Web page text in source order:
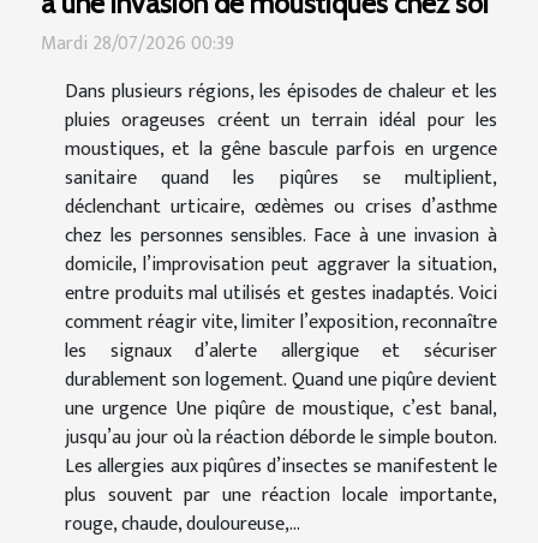
Mardi 28/07/2026 00:39
Dans plusieurs régions, les épisodes de chaleur et les
pluies orageuses créent un terrain idéal pour les
moustiques, et la gêne bascule parfois en urgence
sanitaire quand les piqûres se multiplient,
déclenchant urticaire, œdèmes ou crises d’asthme
chez les personnes sensibles. Face à une invasion à
domicile, l’improvisation peut aggraver la situation,
entre produits mal utilisés et gestes inadaptés. Voici
comment réagir vite, limiter l’exposition, reconnaître
les signaux d’alerte allergique et sécuriser
durablement son logement. Quand une piqûre devient
une urgence Une piqûre de moustique, c’est banal,
jusqu’au jour où la réaction déborde le simple bouton.
Les allergies aux piqûres d’insectes se manifestent le
plus souvent par une réaction locale importante,
rouge, chaude, douloureuse,...